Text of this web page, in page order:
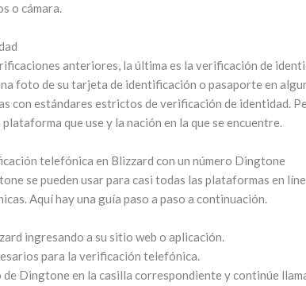
o cámara.
anteriores, la última es la verificación de
foto de su tarjeta de identificación o pasaporte en
con estándares estrictos de verificación de identidad.
que use y la nación en la que se encuentre.
telefónica en Blizzard con un número Dingtone
se pueden usar para casi todas las plataformas en
Aquí hay una guía paso a paso a continuación.
ingresando a su sitio web o aplicación.
para la verificación telefónica.
de Dingtone en la casilla correspondiente y continúe